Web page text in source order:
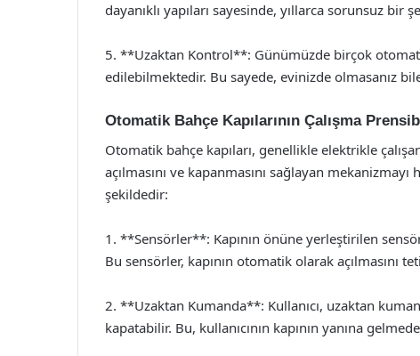
dayanıklı yapıları sayesinde, yıllarca sorunsuz bir
5. **Uzaktan Kontrol**: Günümüzde birçok
edilebilmektedir. Bu sayede, evinizde olmasanız
Otomatik Bahçe Kapılarının Çalışma
Otomatik bahçe kapıları, genellikle elektrikle
açılmasını ve kapanmasını sağlayan
şekildedir:
1. **Sensörler**: Kapının önüne yerleştirilen
Bu sensörler, kapının otomatik olarak açılmasını
2. **Uzaktan Kumanda**: Kullanıcı, uzaktan
kapatabilir. Bu, kullanıcının kapının yanına